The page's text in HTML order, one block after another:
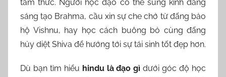
tâm thức. Người học đạo có thể sùng kính đấng
sáng tạo Brahma, cầu xin sự che chở từ đấng bảo
hộ Vishnu, hay học cách buông bỏ cùng đấng
hủy diệt Shiva để hướng tới sự tái sinh tốt đẹp hơn.
Dù bạn tìm hiểu hindu là đạo gì dưới góc độ học